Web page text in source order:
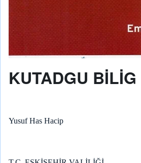
KUTADGU BİLİG
Yusuf Has Hacip